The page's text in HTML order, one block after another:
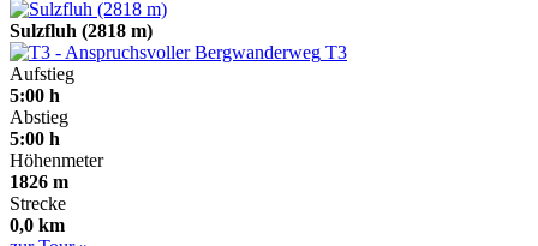
Sulzfluh (2818 m)
T3
Aufstieg
5:00 h
Abstieg
5:00 h
Höhenmeter
1826 m
Strecke
0,0 km